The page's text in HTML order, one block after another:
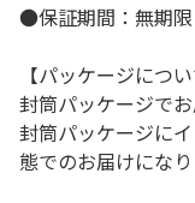
●保証期間：無期限
【パッケージについ
封筒パッケージで
封筒パッケージに
態でのお届けになり